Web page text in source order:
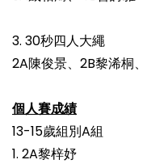
3. 30秒四人大繩
2A陳俊景、2B黎浠桐
個人賽成績
13-15歲組別A組
1. 2A黎梓妤